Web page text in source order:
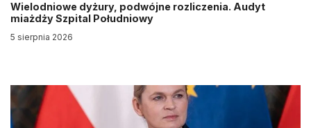
Wielodniowe dyżury, podwójne rozliczenia. Audyt
miażdży Szpital Południowy
5 sierpnia 2026